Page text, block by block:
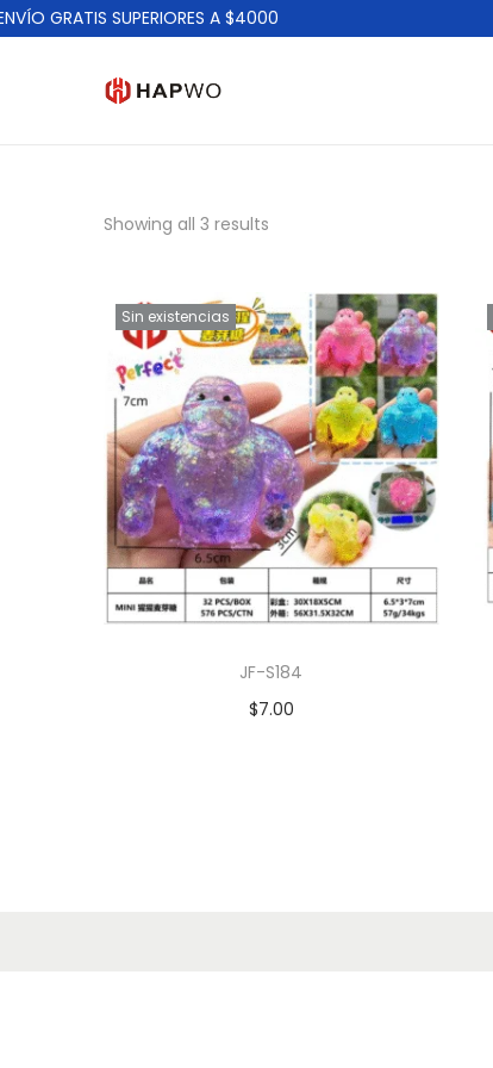
GRATIS SUPERIORES A $4000
Showing all 3 results
Sin existencias
JF-S184
$7.00